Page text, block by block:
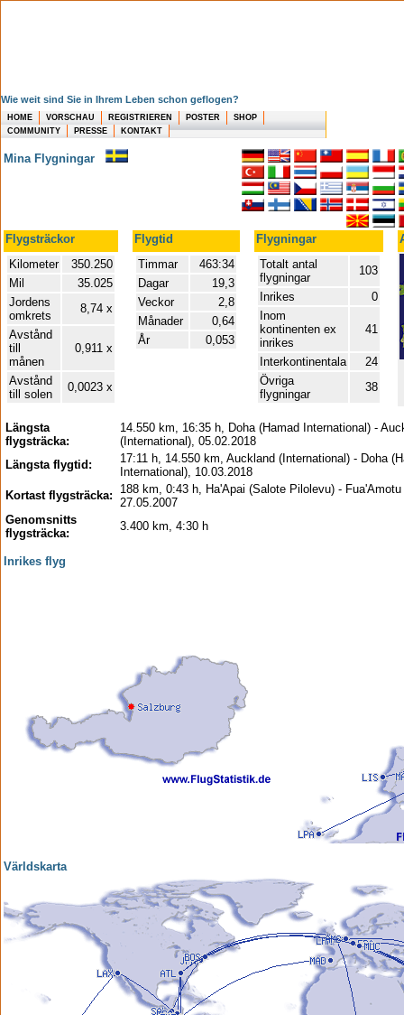
Wie weit sind Sie in Ihrem Leben schon geflogen?
HOME VORSCHAU REGISTRIEREN POSTER
SHOP
COMMUNITY
PRESSE KONTAKT
Mina Flygningar
Flygsträckor Flygtid Flygningar
Kilometer
350.250
Mil
35.025
Jordens
omkrets
8,74 x
Avstånd
till
månen
0,911 x
Avstånd
till solen
0,0023 x
Timmar
463:34
Dagar
19,3
Veckor
2,8
Månader
0,64
År
0,053
Totalt antal
flygningar
103
Inrikes
0
Inom
kontinenten ex
inrikes
41
Interkontinentala
24
Övriga
flygningar
38
Längsta
flygsträcka:
14.550 km, 16:35 h, Doha (Hamad International) -
(International), 05.02.2018
Längsta flygtid:
17:11 h, 14.550 km, Auckland (International) - Doha
International), 10.03.2018
Kortast flygsträcka:
188 km, 0:43 h, Ha'Apai (Salote Pilolevu) -
27.05.2007
Genomsnitts
flygsträcka:
3.400 km, 4:30 h
Inrikes flyg
Världskarta